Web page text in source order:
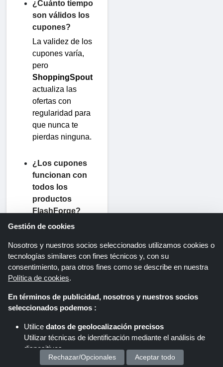
¿Cuánto tiempo
son válidos los
cupones?
La validez de los
cupones varía,
pero
ShoppingSpout
actualiza las
ofertas con
regularidad para
que nunca te
pierdas ninguna.
¿Los cupones
funcionan con
todos los
productos
FlashForge?
Los cupones son
cada producto.
Por ejemplo, los
códigos de
filamento PLA de
la impresora
Adventurer 3
solo funcionan
con filamentos
Gestión de cookies
Nosotros y nuestros socios seleccionados utilizamos cookies o
tecnologías similares con fines técnicos y, con su
consentimiento, para otros fines como se describe en nuestra
Política de cookies.
En términos de publicidad, nosotros y nuestros socios
seleccionados podemos :
Utilice datos de geolocalización precisos
Utilizar técnicas de identificación mediante el análisis de
dispositivos.
Almacenar y/o acceder a información en un dispositivo
Rechazar/Opcionales Aceptar todo